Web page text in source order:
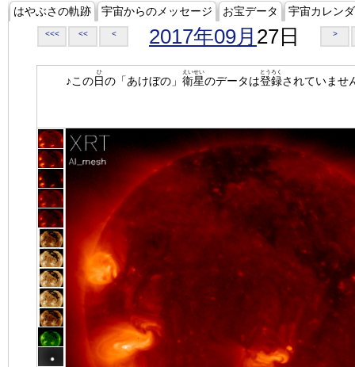
はやぶさの軌跡 宇宙からのメッセージ お宝データ 宇宙カレン
<<< << < 2017年09月 27日 >
♪この日
ひ
の「あけぼの」 衛星
えいせい
のデータは登録
とうろく
されていませ